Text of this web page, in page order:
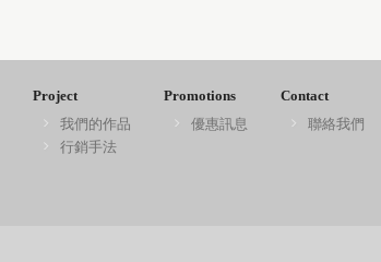
Project
我們的作品
行銷手法
Promotions
優惠訊息
Contact
聯絡我們